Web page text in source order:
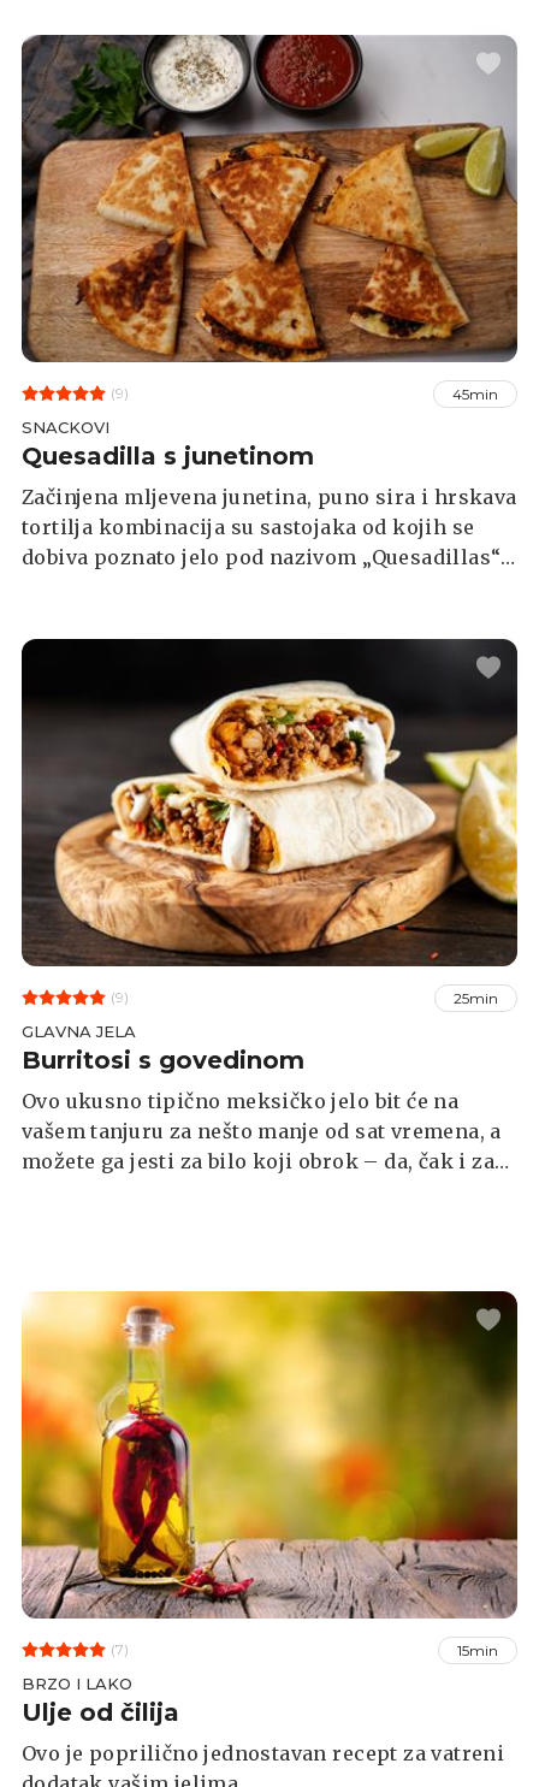
(9) 45min
SNACKOVI
Quesadilla s junetinom
Začinjena mljevena junetina, puno sira i hrskava
tortilja kombinacija su sastojaka od kojih se
dobiva poznato jelo pod nazivom „Quesadillas“.
soka od limete.
(9) 25min
GLAVNA JELA
Burritosi s govedinom
Ovo ukusno tipično meksičko jelo bit će na
vašem tanjuru za nešto manje od sat vremena, a
možete ga jesti za bilo koji obrok – da, čak i za
(7) 15min
BRZO I LAKO
Ulje od čilija
Ovo je poprilično jednostavan recept za vatreni